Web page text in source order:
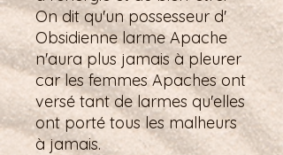
On dit qu'un possesseur d'
Obsidienne larme Apache
n'aura plus jamais à pleurer
car les femmes Apaches ont
versé tant de larmes qu'elles
ont porté tous les malheurs
à jamais.